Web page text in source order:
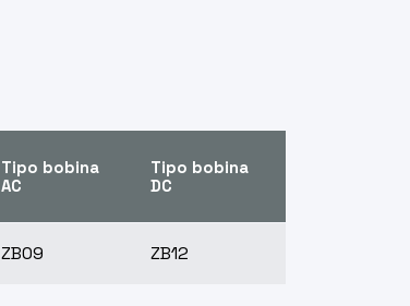
Tipo bobina
AC
Tipo bobina
DC
ZB09 ZB12